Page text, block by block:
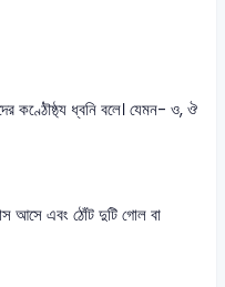
কণ্ঠৌষ্ঠ্য ধ্বনি বলে। যেমন- ও, ঔ
আসে এবং ঠোঁট দুটি গোল বা